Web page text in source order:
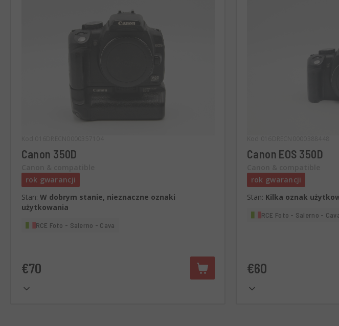
Canon 350D
rok gwarancji
Stan: W dobrym stanie, nieznaczne oznaki
użytkowania
RCE Foto - Salerno - Cava
€70
Canon EOS 350D
rok gwarancji
Stan: Kilka oznak
RCE Foto - Salerno -
€60